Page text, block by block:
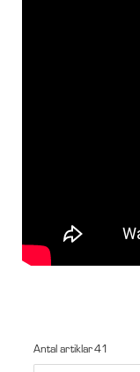
Antal artiklar41